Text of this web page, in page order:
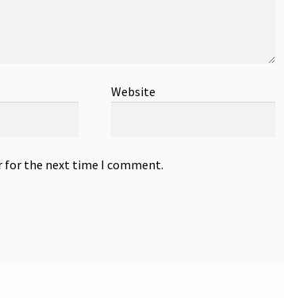
Website
for the next time I comment.